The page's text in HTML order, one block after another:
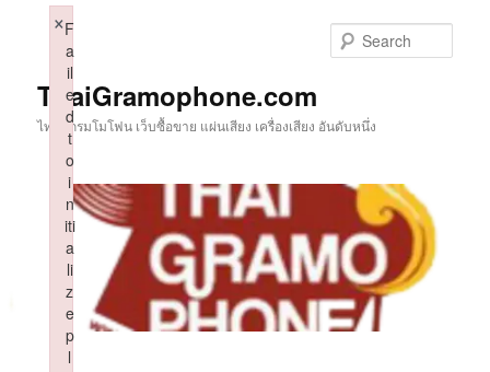
ThaiGramophone.com
ไทยแกรมโมโฟน เว็บซื้อขาย แผ่นเสียง เครื่องเสียง อันดับหนึ่ง
F
a
il
e
d
t
o
i
n
iti
a
li
z
e
p
l
×